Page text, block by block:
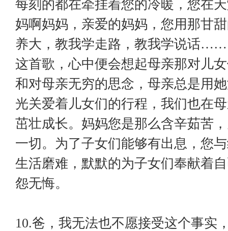
每刻的都在牵挂着您的冷暖，您在
妈啊妈妈，亲爱的妈妈，您用那甘
养大，教我学走路，教我学说话
这首歌，心中便会想起母亲那对儿
和对母亲无穷的思念，母亲总是用
光关爱着儿女们的行程，我们也在
茁壮成长。妈妈您是那么含辛茹苦
一切。为了子女们能够有出息，您
生活磨难，默默的为子女们奉献着
怨无悔。
10.爸，我无法也不愿接受这个事实